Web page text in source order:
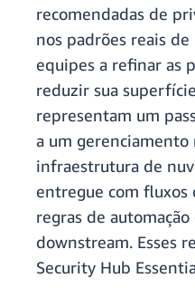
recomendadas de
nos padrões reais de
equipes a refinar as
reduzir sua
representam um
a um
infraestrutura de
entregue com fluxos
regras de
downstream. Esses
Security Hub